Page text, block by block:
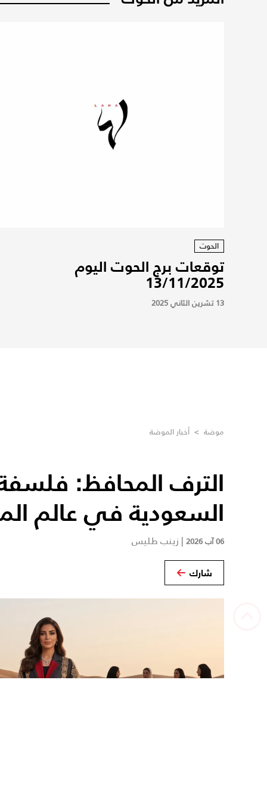
الحوت
توقعات برج الحوت اليوم
13/11/2025
13 تشرين الثاني 2025
موضة > أخبار الموضة
الترف المحافظ: فلسفة
السعودية في عالم
06 آب 2026 | زينب طليس
شارك